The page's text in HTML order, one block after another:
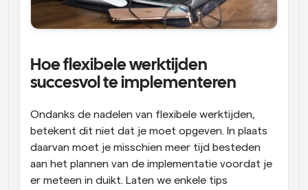
Hoe flexibele werktijden
succesvol te implementeren
Ondanks de nadelen van flexibele werktijden,
betekent dit niet dat je moet opgeven. In plaats
daarvan moet je misschien meer tijd besteden
aan het plannen van de implementatie voordat je
er meteen in duikt. Laten we enkele tips